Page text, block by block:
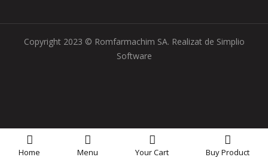
Home Menu YourCart Buy Product
Copyright 2023 © Romfarmachim SA. Realizat de Simplio
Software